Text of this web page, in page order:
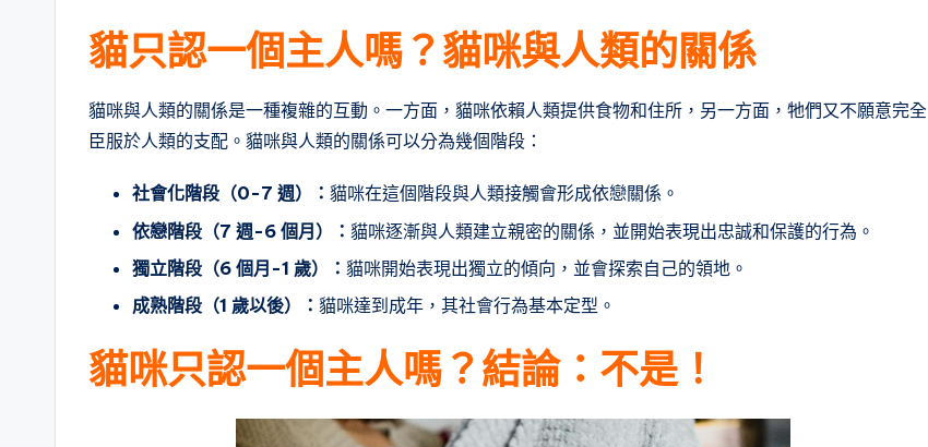
貓只認一個主人嗎？貓咪與人類的關係
貓咪與人類的關係是一種複雜的互動。一方面，貓咪依賴人類提供食物和住所，另一方面，牠們又不願意完全
臣服於人類的支配。貓咪與人類的關係可以分為幾個階段：
社會化階段（0-7 週）： 貓咪在這個階段與人類接觸會形成依戀關係。
依戀階段（7 週-6 個月）： 貓咪逐漸與人類建立親密的關係，並開始表現出忠誠和保護的行為。
獨立階段（6 個月-1 歲）： 貓咪開始表現出獨立的傾向，並會探索自己的領地。
成熟階段（1 歲以後）： 貓咪達到成年，其社會行為基本定型。
貓咪只認一個主人嗎？結論：不是！